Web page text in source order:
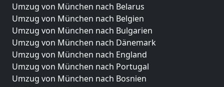
Umzug von München nach Belarus
Umzug von München nach Belgien
Umzug von München nach Bulgarien
Umzug von München nach Dänemark
Umzug von München nach England
Umzug von München nach Portugal
Umzug von München nach Bosnien